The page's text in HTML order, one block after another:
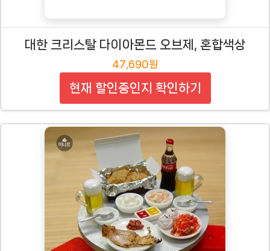
대한 크리스탈 다이아몬드 오브제, 혼합색상
47,690원
현재 할인중인지 확인하기